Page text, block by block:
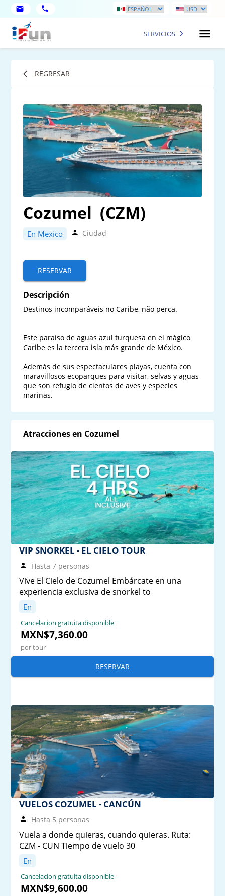
SERVICIOS
REGRESAR
Cozumel (CZM)
En Mexico Ciudad
RESERVAR
Descripción
Destinos incomparáveis no Caribe, não perca.
Este paraíso de aguas azul turquesa en el mágico
Caribe es la tercera isla más grande de México.
Además de sus espectaculares playas, cuenta con
maravillosos ecoparques para visitar, selvas y aguas
que son refugio de cientos de aves y especies
marinas.
Atracciones en Cozumel
VIP SNORKEL - EL CIELO TOUR
Hasta 7 personas
Vive El Cielo de Cozumel Embárcate en una
experiencia exclusiva de snorkel to
En
Cancelacion gratuita disponible
MXN$7,360.00
por tour
RESERVAR
VUELOS COZUMEL - CANCÚN
Hasta 5 personas
Vuela a donde quieras, cuando quieras. Ruta:
CZM - CUN Tiempo de vuelo 30
En
Cancelacion gratuita disponible
MXN$9,600.00